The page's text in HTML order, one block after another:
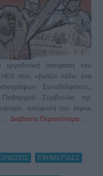
απόφαση του
που «βγάζει λάδι» ένα
Συναδέλφισσες,
Συμβούλιο της
απόφασή του έκρινε
… Διαβάστε Περισσότερα...
ΕΦΗΜΕΡΙΔΕΣ